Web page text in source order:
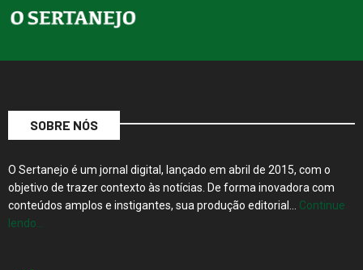
SOBRE NÓS
O Sertanejo é um jornal digital, lançado em abril de 2015, com o
objetivo de trazer contexto às notícias. De forma inovadora com
conteúdos amplos e instigantes, sua produção editorial… Continue
lendo…